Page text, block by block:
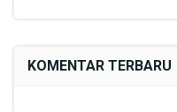
KOMENTAR TERBARU